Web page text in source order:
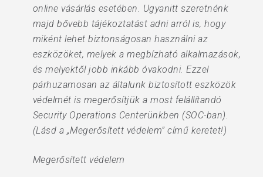
online vásárlás esetében. Ugyanitt szeretnénk
majd bővebb tájékoztatást adni arról is, hogy
miként lehet biztonságosan használni az
eszközöket, melyek a megbízható alkalmazások,
és melyektől jobb inkább óvakodni. Ezzel
párhuzamosan az általunk biztosított eszközök
védelmét is megerősítjük a most felállítandó
Security Operations Centerünkben (SOC-ban).
(Lásd a „Megerősített védelem” című keretet!)
Megerősített védelem